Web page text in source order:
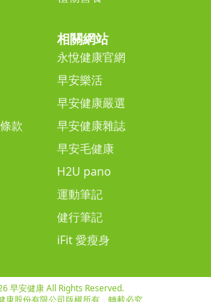
款
相關網站
永悅健康官網
早安樂活
早安健康嚴選
早安健康雜誌
早安毛健康
H2U pano
運動筆記
健行筆記
iFit 愛瘦身
早安健康 All Rights Reserved.
康股份有限公司版權所有，轉載必究